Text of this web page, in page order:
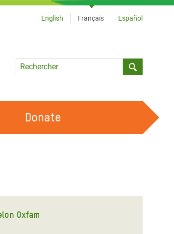
Language
English Français Español
Donate
Oxfam